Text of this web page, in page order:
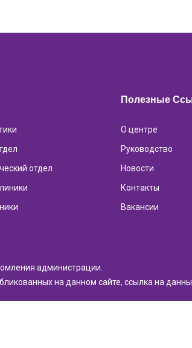
отдел
Полезные
О центре
Руководство
Новости
Контакты
Вакансии
администрации.
на данном сайте, ссылка на